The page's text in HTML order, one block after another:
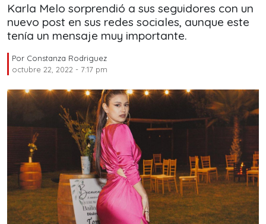
Karla Melo sorprendió a sus seguidores con un
nuevo post en sus redes sociales, aunque este
tenía un mensaje muy importante.
Por Constanza Rodriguez
octubre 22, 2022 - 7:17 pm